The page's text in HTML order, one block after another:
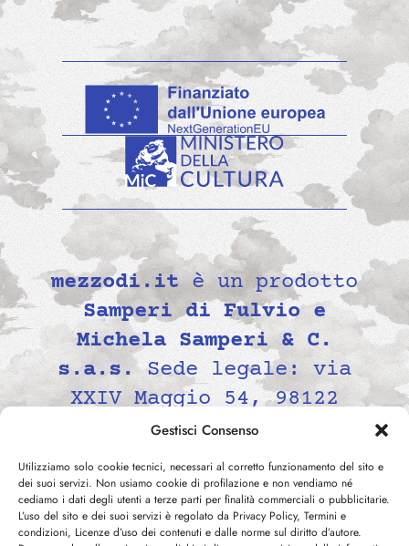
Gestisci Consenso
Utilizziamo solo cookie tecnici, necessari al corretto funzionamento del sito e
dei suoi servizi. Non usiamo cookie di profilazione e non vendiamo né
cediamo i dati degli utenti a terze parti per finalità commerciali o pubblicitarie.
L’uso del sito e dei suoi servizi è regolato da Privacy Policy, Termini e
condizioni, Licenze d’uso dei contenuti e dalle norme sul diritto d’autore.
mezzodi.itè un prodotto
Samperi di Fulvio e
Michela Samperi & C.
s.a.s.Sede legale: via
XXIV Maggio 54, 98122
Messina, Italia P.IVA
02139690834 -
contatti@mezzodi.it